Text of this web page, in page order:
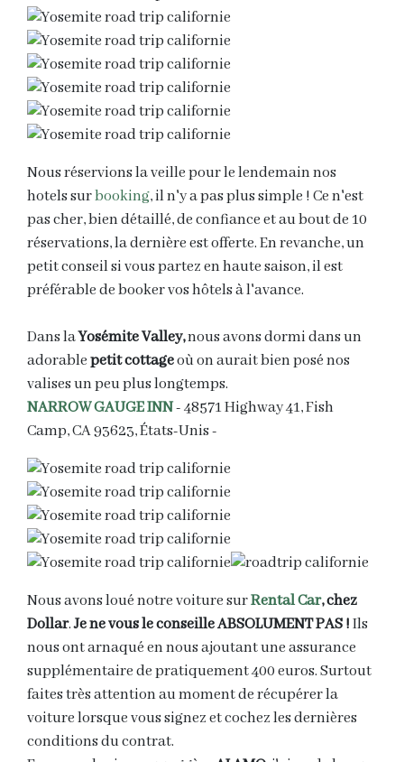
Nous réservions la veille pour le lendemain nos
hotels surbooking, il n'y a pas plus simple ! Ce n'est
pas cher, bien détaillé, de confiance et au bout de 10
réservations, la dernière est offerte. En revanche, un
petit conseil si vous partez en haute saison, il est
préférable de booker vos hôtels à l'avance.
Dans laYosémite Valley,nous avons dormi dans un
adorablepetit cottageoù on aurait bien posé nos
valises un peu plus longtemps.
NARROW GAUGE INN- 48571 Highway 41, Fish
Camp, CA 93623, États-Unis -
Nous avons loué notre voiture surRental Car, chez
Dollar.Je ne vous le conseille ABSOLUMENT PAS !Ils
nous ont arnaqué en nous ajoutant une assurance
supplémentaire de pratiquement 400 euros. Surtout
faites très attention au moment de récupérer la
voiture lorsque vous signez et cochez les dernières
conditions du contrat.